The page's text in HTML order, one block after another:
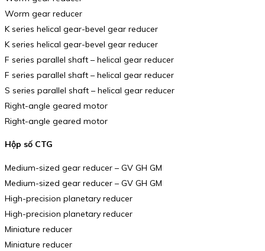
Worm gear reducer
K series helical gear-bevel gear reducer
K series helical gear-bevel gear reducer
F series parallel shaft – helical gear reducer
F series parallel shaft – helical gear reducer
S series parallel shaft – helical gear reducer
Right-angle geared motor
Right-angle geared motor
Hộp số CTG
Medium-sized gear reducer – GV GH GM
Medium-sized gear reducer – GV GH GM
High-precision planetary reducer
High-precision planetary reducer
Miniature reducer
Miniature reducer